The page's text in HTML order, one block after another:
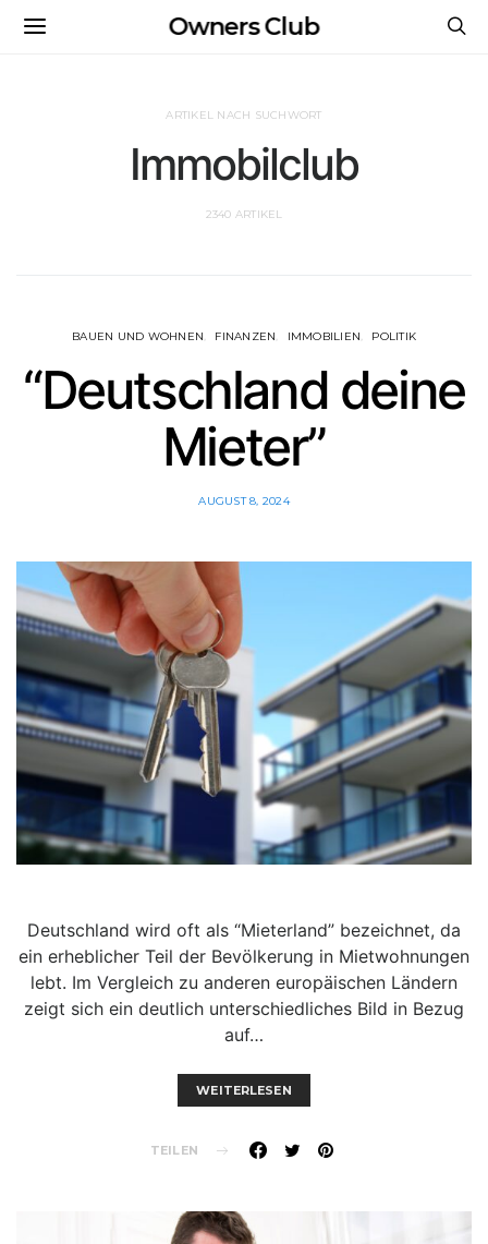
Owners Club
ARTIKEL NACH SUCHWORT
Immobilclub
2340 ARTIKEL
BAUEN UND WOHNEN FINANZEN IMMOBILIEN POLITIK
“Deutschland deine
Mieter”
AUGUST 8, 2024
Deutschland wird oft als “Mieterland” bezeichnet, da
ein erheblicher Teil der Bevölkerung in Mietwohnungen
lebt. Im Vergleich zu anderen europäischen Ländern
zeigt sich ein deutlich unterschiedliches Bild in Bezug
auf…
WEITERLESEN
TEILEN